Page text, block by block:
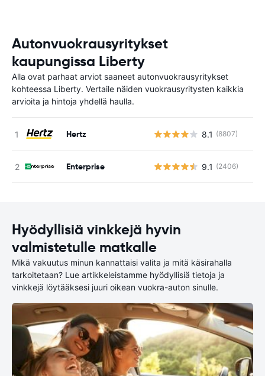
Autonvuokrausyritykset
kaupungissa Liberty
Alla ovat parhaat arviot saaneet autonvuokrausyritykset
kohteessa Liberty. Vertaile näiden vuokrausyritysten kaikkia
arvioita ja hintoja yhdellä haulla.
Hertz 8.1 (8807)
Enterprise 9.1 (2406)
Hyödyllisiä vinkkejä hyvin
valmistetulle matkalle
Mikä vakuutus minun kannattaisi valita ja mitä käsirahalla
tarkoitetaan? Lue artikkeleistamme hyödyllisiä tietoja ja
vinkkejä löytääksesi juuri oikean vuokra-auton sinulle.